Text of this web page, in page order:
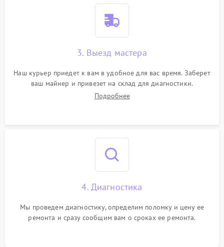
3. Выезд мастера
Наш курьер приедет к вам в удобное для вас время. Заберет
ваш майнер и привезет на склад для диагностики.
Подробнее
4. Диагностика
Мы проведем диагностику, определим поломку и цену ее
ремонта и сразу сообщим вам о сроках ее ремонта.